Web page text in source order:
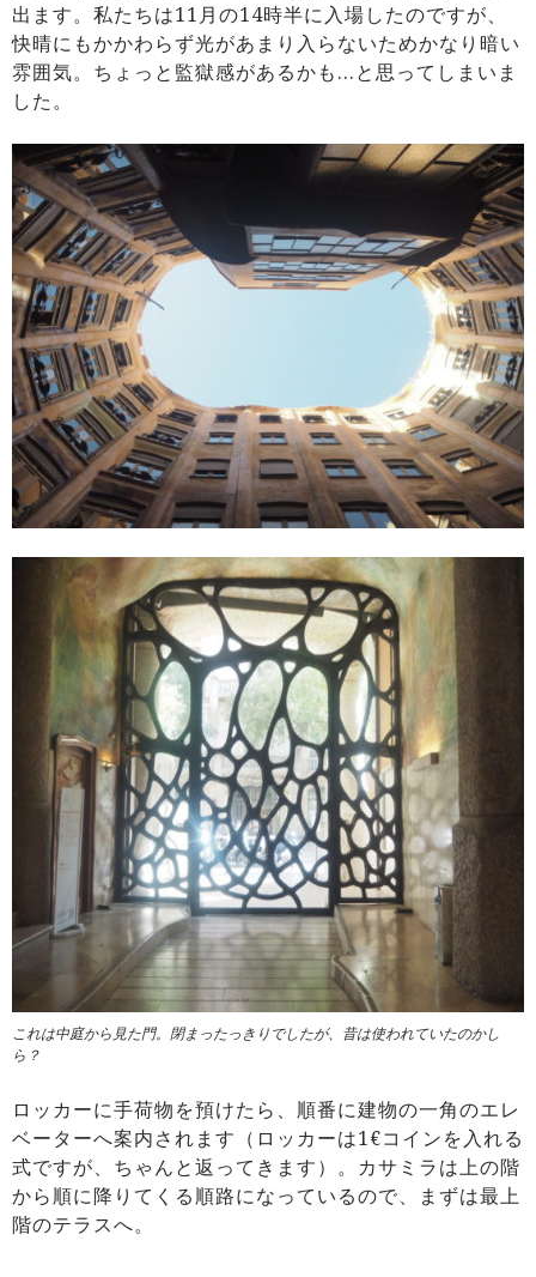
出ます。私たちは11月の14時半に入場したのですが、
快晴にもかかわらず光があまり入らないためかなり暗い
雰囲気。ちょっと監獄感があるかも…と思ってしまいま
した。
これは中庭から見た門。閉まったっきりでしたが、昔は使われていたのかし
ら？
ロッカーに手荷物を預けたら、順番に建物の一角のエレ
ベーターへ案内されます（ロッカーは1€コインを入れる
式ですが、ちゃんと返ってきます）。カサミラは上の階
から順に降りてくる順路になっているので、まずは最上
階のテラスへ。